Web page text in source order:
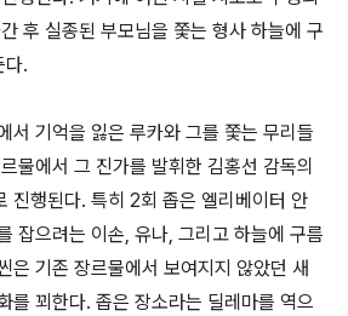
후 실종된 부모님을 쫓는 형사 하늘에 구
다.
서 기억을 잃은 루카와 그를 쫓는 무리들
물에서 그 진가를 발휘한 김홍선 감독의
진행된다. 특히 2회 좁은 엘리베이터 안
잡으려는 이손, 유나, 그리고 하늘에 구름
은 기존 장르물에서 보여지지 않았던 새
를 꾀한다. 좁은 장소라는 딜레마를 역으